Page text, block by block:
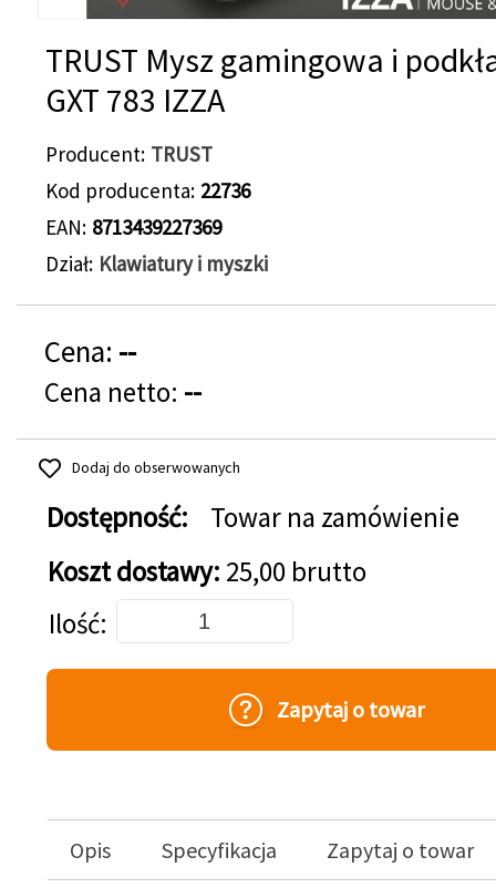
TRUST Mysz gamingowa i
GXT 783 IZZA
Producent TRUST
Kod producenta 22736
EAN 8713439227369
Dział Klawiatury i myszki
Cena: --
Cena netto: --
Dodaj do obserwowanych
Dostępność:
Towar na zamówienie
Koszt dostawy: 25,00 brutto
Dodaj do koszyka
Ilość
Zapytaj o towar
Opis Specyfikacja Zapytaj o towar